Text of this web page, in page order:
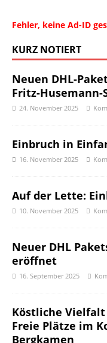
Fehler, keine Ad-ID
KURZ NOTIERT
Neuen DHL-
Fritz-Husemann-
24. November 2025
Einbruch in
16. November 2025
Auf der Lette:
10. November 2025
Neuer DHL
eröffnet
16. September 2025
Köstliche
Freie Plätze im
Bergkamen